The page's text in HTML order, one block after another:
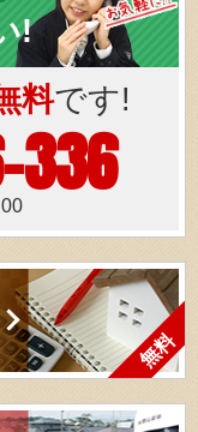
!
料です!
336